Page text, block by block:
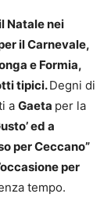
Natale nei
il Carnevale,
e Formia,
tipici.Degni di
a Gaeta per la
ed a
per Ceccano”
per
tempo.